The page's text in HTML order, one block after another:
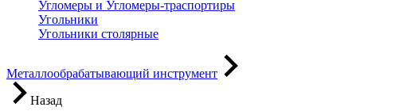
Угломеры и Угломеры-траспортиры
Угольники
Угольники столярные
Металлообрабатывающий инструмент
Назад